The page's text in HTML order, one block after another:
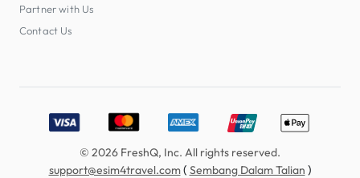
Partner with Us
Contact Us
Accepted payment methods: Visa, MasterCard, American
© 2026 FreshQ, Inc. All rights reserved.
support@esim4travel.com( Sembang Dalam Talian )